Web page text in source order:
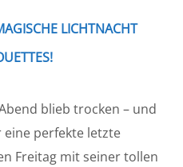
LICHTNACHT
blieb trocken – und
perfekte letzte
Freitag mit seiner tollen